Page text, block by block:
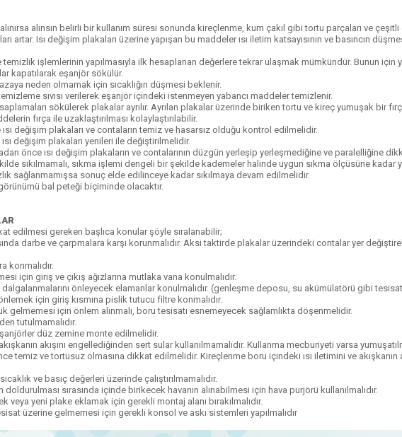
alınsın belirli bir kullanım süresi sonunda kireçlenme, kum çakıl gibi tortu parçaları ve
artar. Isı değişim plakaları üzerine yapışan bu maddeler ısı iletim katsayısının ve basıncın
temizlik işlemlerinin yapılmasıyla ilk hesaplanan değerlere tekrar ulaşmak mümkündür. Bunun için
kapatılarak eşanjör sökülür.
neden olmamak için sıcaklığın düşmesi beklenir.
sıvısı verilerek eşanjör içindeki istenmeyen yabancı maddeler temizlenir.
sökülerek plakalar ayrılır. Ayrılan plakalar üzerinde biriken tortu ve kireç yumuşak bir
fırça ile uzaklaştırılması kolaylaştırılabilir.
değişim plakaları ve contaların temiz ve hasarsız olduğu kontrol edilmelidir.
değişim plakaları yenileri ile değiştirilmelidir.
önce ısı değişim plakaların ve contalarının düzgün yerleşip yerleşmediğine ve paralelliğine
sıkılmamalı, sıkma işlemi dengeli bir şekilde kademeler halinde uygun sıkma ölçüsüne kadar
sağlanmamışsa sonuç elde edilinceye kadar sıkılmaya devam edilmelidir.
bal peteği biçiminde olacaktır.
edilmesi gereken başlıca konular şöyle sıralanabilir;
darbe ve çarpmalara karşı korunmalıdır. Aksi taktirde plakalar üzerindeki contalar yer
konmalıdır.
için giriş ve çıkış ağızlarına mutlaka vana konulmalıdır.
önleyecek elamanlar konulmalıdır. (genleşme deposu, su akümülatörü gibi
için giriş kısmına pislik tutucu filtre konmalıdır.
gelmemesi için önlem alınmalı, boru tesisatı esnemeyecek sağlamlıkta döşenmelidir.
tutulmamalıdır.
düz zemine monte edilmelidir.
akışını engellediğinden sert sular kullanılmamalıdır. Kullanma mecburiyeti varsa
temiz ve tortusuz olmasına dikkat edilmelidir. Kireçlenme boru içindeki ısı iletimini ve
ve basıç değerleri üzerinde çalıştırılmamalıdır.
sırasında içinde birikecek havanın alınabilmesi için hava purjörü kullanılmalıdır.
veya yeni plake eklamak için gerekli montaj alanı bırakılmalıdır.
üzerine gelmemesi için gerekli konsol ve askı sistemleri yapılmalıdır